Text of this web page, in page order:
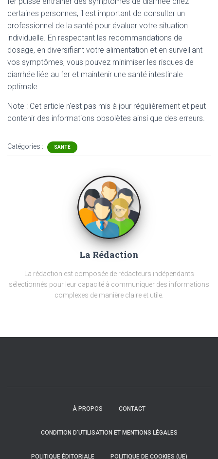
certaines personnes, il est important de consulter un
professionnel de la santé pour évaluer votre situation
individuelle. En respectant les recommandations de
dosage, en diversifiant votre alimentation et en surveillant
vos symptômes, vous pouvez minimiser les risques de
diarrhée liée au fer et maintenir une santé intestinale
optimale.
Note : Cet article n'est pas mis à jour régulièrement et peut
contenir des informations obsolètes ainsi que des erreurs.
Catégories : SANTÉ
La Rédaction
La rédaction est composée de rédacteurs indépendants
sélectionnés pour leur capacité à communiquer des informations
complexes de manière claire et utile.
À PROPOS CONTACT
CONDITION D’UTILISATION ET MENTIONS LÉGALES
POLITIQUE ÉDITORIALE POLITIQUE DE COOKIES (UE)